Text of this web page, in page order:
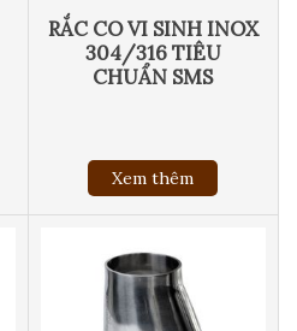
RẮC CO VI SINH INOX
304/316 TIÊU
CHUẨN SMS
Xem thêm